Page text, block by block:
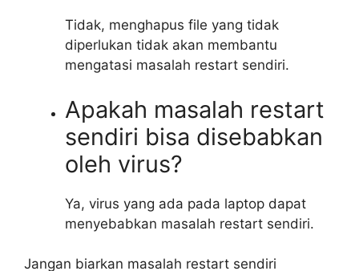
Tidak, menghapus file yang tidak
diperlukan tidak akan membantu
mengatasi masalah restart sendiri.
Apakah masalah restart
sendiri bisa disebabkan
oleh virus?
Ya, virus yang ada pada laptop dapat
menyebabkan masalah restart sendiri.
Jangan biarkan masalah restart sendiri